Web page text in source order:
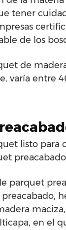
tener
de los
de
varía entre
listo para
parquet
en el